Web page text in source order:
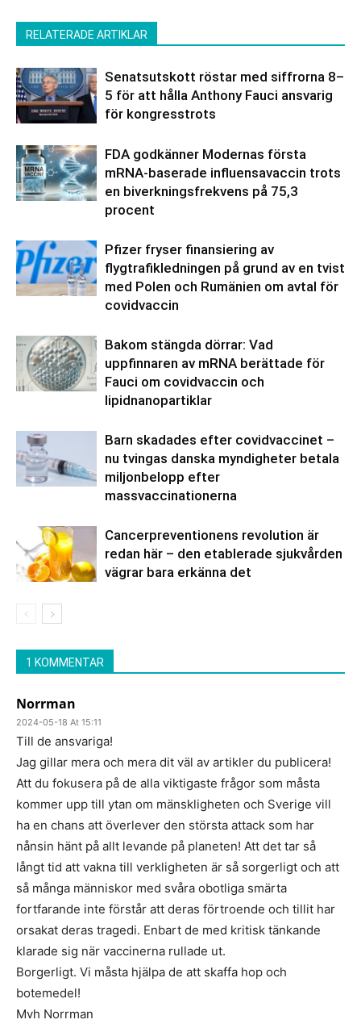
RELATERADE ARTIKLAR
Senatsutskott röstar med siffrorna 8–
5 för att hålla Anthony Fauci ansvarig
för kongresstrots
FDA godkänner Modernas första
mRNA-baserade influensavaccin trots
en biverkningsfrekvens på 75,3
procent
Pfizer fryser finansiering av
flygtrafikledningen på grund av en tvist
med Polen och Rumänien om avtal för
covidvaccin
Bakom stängda dörrar: Vad
uppfinnaren av mRNA berättade för
Fauci om covidvaccin och
lipidnanopartiklar
Barn skadades efter covidvaccinet –
nu tvingas danska myndigheter betala
miljonbelopp efter
massvaccinationerna
Cancerpreventionens revolution är
redan här – den etablerade sjukvården
vägrar bara erkänna det
1 KOMMENTAR
Norrman
2024-05-18 At 15:11
Till de ansvariga!
Jag gillar mera och mera dit väl av artikler du publicera!
Att du fokusera på de alla viktigaste frågor som måsta
kommer upp till ytan om mänskligheten och Sverige vill
ha en chans att överlever den största attack som har
nånsin hänt på allt levande på planeten! Att det tar så
långt tid att vakna till verkligheten är så sorgerligt och att
så många människor med svåra obotliga smärta
fortfarande inte förstår att deras förtroende och tillit har
orsakat deras tragedi. Enbart de med kritisk tänkande
klarade sig när vaccinerna rullade ut.
Borgerligt. Vi måsta hjälpa de att skaffa hop och
botemedel!
Mvh Norrman